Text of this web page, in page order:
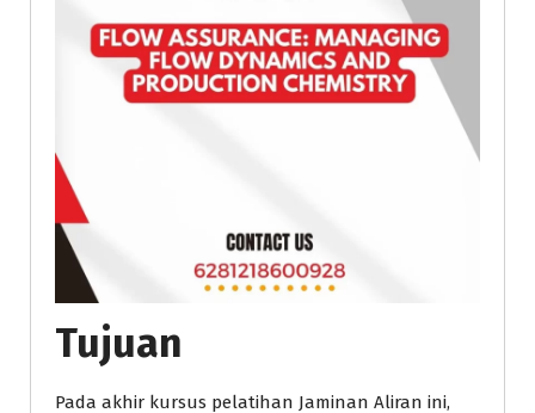
Tujuan
Pada akhir kursus pelatihan Jaminan Aliran ini,